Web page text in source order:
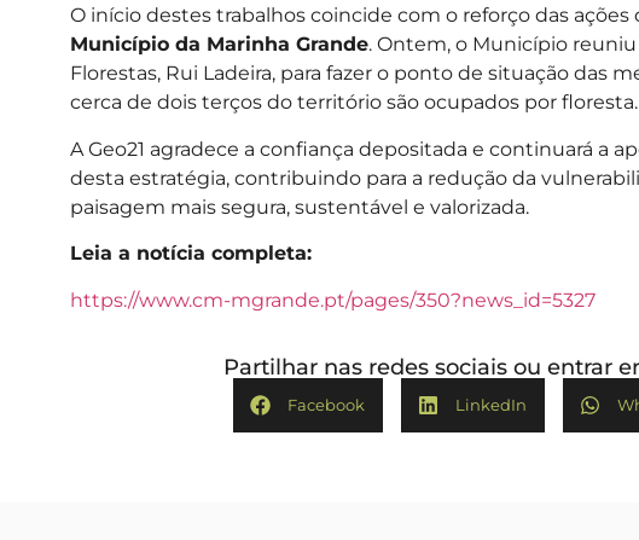
O início destes trabalhos coincide com o reforço das
Município da Marinha Grande. Ontem, o Município
Florestas, Rui Ladeira, para fazer o ponto de situação das
cerca de dois terços do território são ocupados por floresta.
A Geo21 agradece a confiança depositada e continuará a
desta estratégia, contribuindo para a redução da
paisagem mais segura, sustentável e valorizada.
Leia a notícia completa:
https://www.cm-mgrande.pt/pages/350?news_id=5327
Partilhar nas redes sociais ou entrar
Facebook LinkedIn